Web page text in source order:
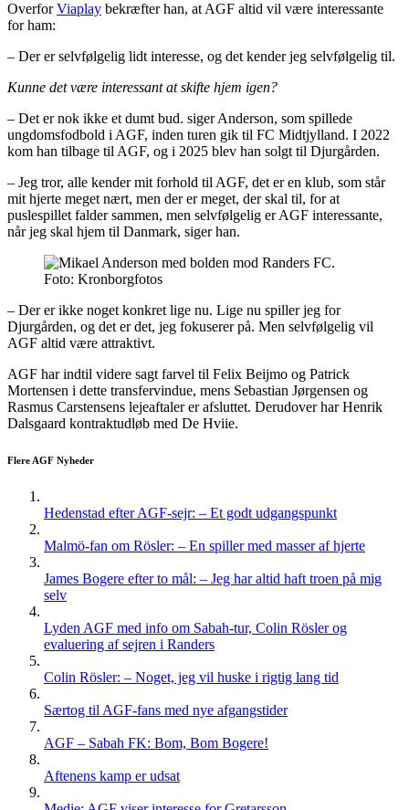
OverforViaplay bekræfter han, at AGF altid vil være interessante
for ham:
– Der er selvfølgelig lidt interesse, og det kender jeg selvfølgelig til.
Kunne det være interessant at skifte hjem igen?
– Det er nok ikke et dumt bud. siger Anderson, som spillede
ungdomsfodbold i AGF, inden turen gik til FC Midtjylland. I 2022
kom han tilbage til AGF, og i 2025 blev han solgt til Djurgården.
– Jeg tror, alle kender mit forhold til AGF, det er en klub, som står
mit hjerte meget nært, men der er meget, der skal til, for at
puslespillet falder sammen, men selvfølgelig er AGF interessante,
når jeg skal hjem til Danmark, siger han.
Foto: Kronborgfotos
– Der er ikke noget konkret lige nu. Lige nu spiller jeg for
Djurgården, og det er det, jeg fokuserer på. Men selvfølgelig vil
AGF altid være attraktivt.
AGF har indtil videre sagt farvel til Felix Beijmo og Patrick
Mortensen i dette transfervindue, mens Sebastian Jørgensen og
Rasmus Carstensens lejeaftaler er afsluttet. Derudover har Henrik
Dalsgaard kontraktudløb med De Hviie.
Flere AGF Nyheder
Hedenstad efter AGF-sejr: – Et godt udgangspunkt
Malmö-fan om Rösler: – En spiller med masser af hjerte
James Bogere efter to mål: – Jeg har altid haft troen på mig
selv
Lyden AGF med info om Sabah-tur, Colin Rösler og
evaluering af sejren i Randers
Colin Rösler: – Noget, jeg vil huske i rigtig lang tid
Særtog til AGF-fans med nye afgangstider
AGF – Sabah FK: Bom, Bom Bogere!
Aftenens kamp er udsat